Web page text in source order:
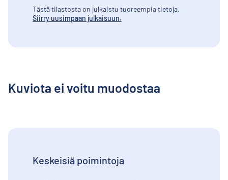
Tästä tilastosta on julkaistu tuoreempia tietoja.
Siirry uusimpaan julkaisuun.
Kuviota ei voitu muodostaa
Keskeisiä poimintoja